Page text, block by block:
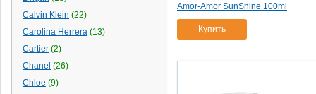
Daewoo Electronics
lcd (8)
чёрный (9)
ps/2 (1)
5 вт (1)
28 (19)
часы
Calvin Klein (22)
Carolina Herrera (13)
Cartier (2)
Chanel (26)
Chloe (9)
Amor-Amor SunShine 100ml
Купить